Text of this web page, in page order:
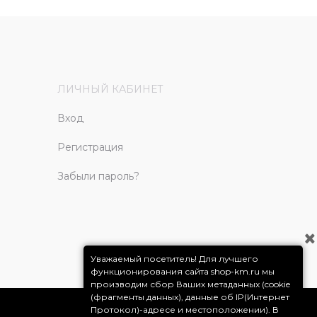
ЛИЧНЫЙ КАБИНЕТ
Вход
Регистрация
Забыли пароль?
Уважаемый посетитель! Для лучшего
функционирования сайта shop-km.ru мы
производим сбор Ваших метаданных (cookie
(фрагменты данных), данные об IP(Интернет
Протокол)-адресе и местоположении). В